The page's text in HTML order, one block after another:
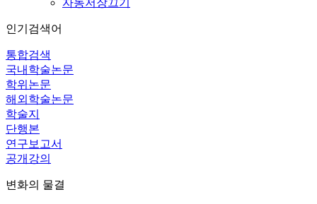
자동저장끄기
인기검색어
통합검색
국내학술논문
학위논문
해외학술논문
학술지
단행본
연구보고서
공개강의
변화의 물결